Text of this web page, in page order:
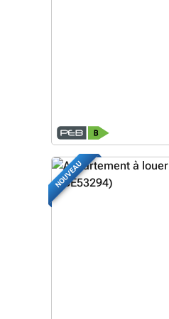
NOUVEAU